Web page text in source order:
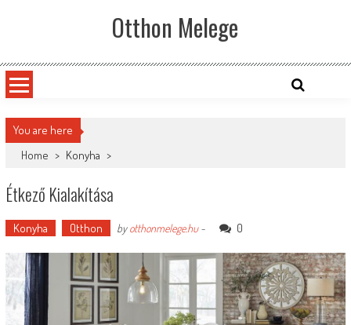
Otthon Melege
You are here
Home > Konyha >
Étkező Kialakítása
Konyha Otthon byotthonmelege.hu- 0